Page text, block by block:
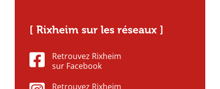
[ Rixheim sur les réseaux ]
Retrouvez Rixheim
sur Facebook
Retrouvez Rixheim